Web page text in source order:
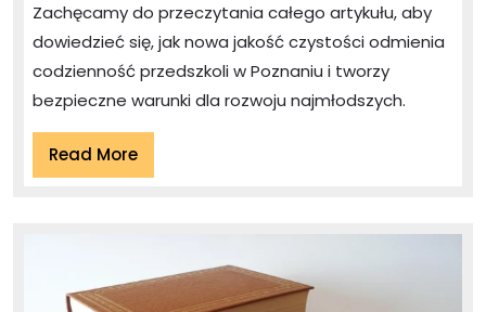
Zachęcamy do przeczytania całego artykułu, aby
dowiedzieć się, jak nowa jakość czystości odmienia
codzienność przedszkoli w Poznaniu i tworzy
bezpieczne warunki dla rozwoju najmłodszych.
Read MoreRead
More